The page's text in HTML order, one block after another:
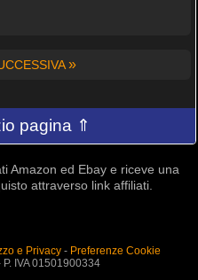
»
pagina ⇑
Amazon ed Ebay e riceve una
attraverso link affiliati.
e Privacy- Preferenze Cookie
IVA 01501900334